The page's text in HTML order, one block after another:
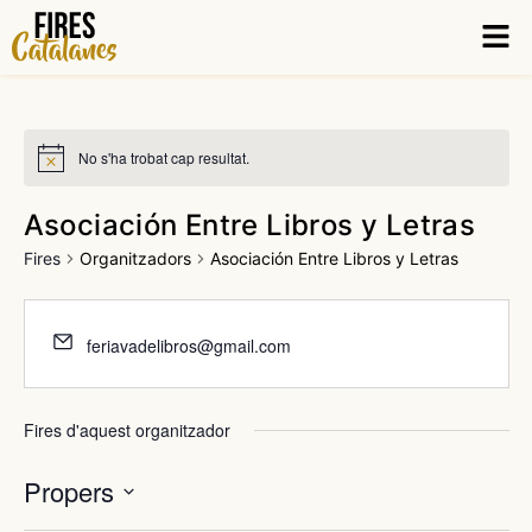
No s'ha trobat cap resultat.
Asociación Entre Libros y Letras
Fires Organitzadors Asociación Entre Libros y Letras
feriavadelibros@gmail.com
Fires d'aquest organitzador
Propers